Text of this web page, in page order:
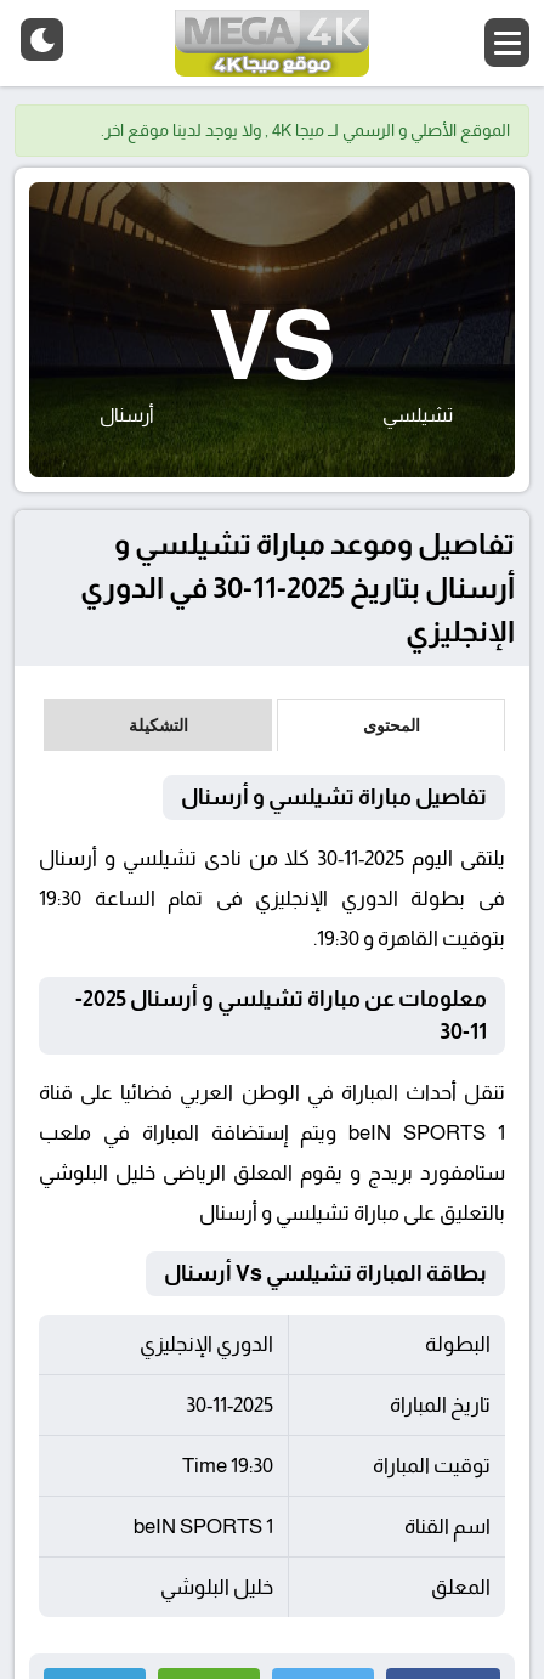
الموقع الأصلي و الرسمي لــ ميجا 4K , ولا يوجد لدينا موقع اخر.
تشيلسي
VS
أرسنال
تفاصيل وموعد مباراة تشيلسي و
أرسنال بتاريخ 2025-11-30 في الدوري
الإنجليزي
المحتوى التشكيلة
تفاصيل مباراة تشيلسي و أرسنال
يلتقى اليوم 2025-11-30 كلا من نادى تشيلسي و أرسنال
فى بطولة الدوري الإنجليزي فى تمام الساعة 19:30
بتوقيت القاهرة و 19:30.
معلومات عن مباراة تشيلسي و أرسنال 2025-
11-30
تنقل أحداث المباراة في الوطن العربي فضائيا على قناة
beIN SPORTS 1 ويتم إستضافة المباراة في ملعب
ستامفورد بريدج و يقوم المعلق الرياضى خليل البلوشي
بالتعليق على مباراة تشيلسي و أرسنال
بطاقة المباراة تشيلسي Vs أرسنال
البطولة الدوري الإنجليزي
تاريخ المباراة 30-11-2025
توقيت المباراة 19:30 Time
اسم القناة beIN SPORTS 1
المعلق خليل البلوشي